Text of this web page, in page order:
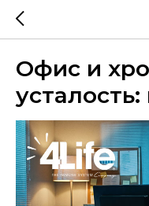
Офис и
усталость: